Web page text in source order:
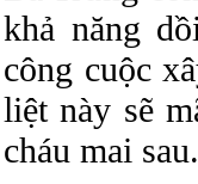
khả năng
công cuộc
liệt này sẽ
cháu mai sau.